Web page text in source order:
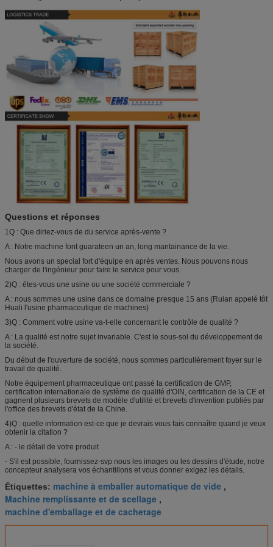
Questions et réponses
1Q : Que diriez-vous de du service après-vente ?
A : Notre machine font guarateen un an, long mantainance de la vie.
Nous avons un special fort d'équipe en après ventes. Nous pouvons nous
charger de l'ingénieur pour faire le service pour vous.
2)Q : êtes-vous une usine ou une société commerciale ?
A : nous sommes une usine dans ce domaine presque 15 ans (Ruian appelé tôt
Huali l'usine pharmaceutique de machines)
3)Q : Comment votre usine va-t-elle concernant le contrôle de qualité ?
A : La qualité est notre sujet invariable. C'est le sous-sol du développement de
la société.
Du début de l'ouverture de société, nous sommes particulièrement foyer sur le
travail de qualité.
Notre équipement pharmaceutique ont passé la certification de GMP,
certification internationale de système de qualité d'OIN, certification de la CE et
gagnent plusieurs brevets de modèle d'utilité et brevets d'invention publiés par
l'office des brevets d'état de la Chine.
4)Q : quelle information est-ce que je devrais vous fais connaître quand je veux
obtenir la citation ?
A : - le détail de votre produit
- S'il est possible, fournissez-svp nous les images ou les dessins d'étude, notre
concepteur analysera vos échantillons et vous donner exigez les détails.
Étiquettes: machine à emballer automatique de vide ,
Machine remplissante et de scellage ,
machine d'emballage et de cachetage